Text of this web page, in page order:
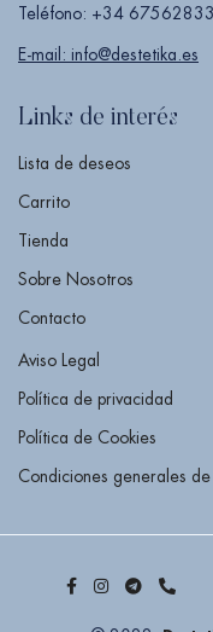
Teléfono: +34
E-mail: info@destetika.es
Links de interés
Lista de deseos
Carrito
Tienda
Sobre Nosotros
Contacto
Aviso Legal
Política de privacidad
Política de Cookies
Condiciones generales